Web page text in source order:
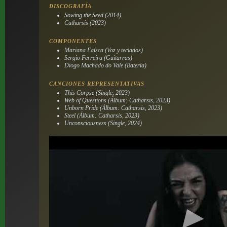
DISCOGRAFÍA
Sowing the Seed (2014)
Catharsis (2023)
COMPONENTES
Mariana Faísca (Voz y teclados)
Sergio Ferreira (Guitarras)
Diogo Machado do Vale (Batería)
CANCIONES REPRESENTATIVAS
This Corpse (Single, 2023)
Web of Questions (Álbum: Catharsis, 2023)
Unborn Pride (Álbum: Catharsis, 2023)
Steel (Álbum: Catharsis, 2023)
Unconsciousness (Single, 2024)